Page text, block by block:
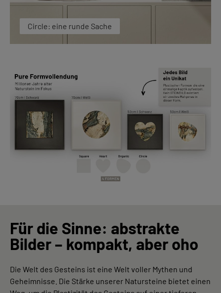
Circle: eine runde Sache
Für die Sinne: abstrakte
Bilder – kompakt, aber oho
Die Welt des Gesteins ist eine Welt voller Mythen und
Geheimnisse. Die Stärke unserer Natursteine bietet einen